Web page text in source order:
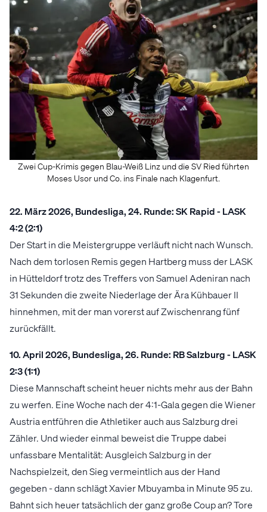
Zwei Cup-Krimis gegen Blau-Weiß Linz und die SV Ried führten
Moses Usor und Co. ins Finale nach Klagenfurt.
22. März 2026, Bundesliga, 24. Runde: SK Rapid - LASK
4:2 (2:1)
Der Start in die Meistergruppe verläuft nicht nach Wunsch.
Nach dem torlosen Remis gegen Hartberg muss der LASK
in Hütteldorf trotz des Treffers von Samuel Adeniran nach
31 Sekunden die zweite Niederlage der Ära Kühbauer II
hinnehmen, mit der man vorerst auf Zwischenrang fünf
zurückfällt.
10. April 2026, Bundesliga, 26. Runde: RB Salzburg - LASK
2:3 (1:1)
Diese Mannschaft scheint heuer nichts mehr aus der Bahn
zu werfen. Eine Woche nach der 4:1-Gala gegen die Wiener
Austria entführen die Athletiker auch aus Salzburg drei
Zähler. Und wieder einmal beweist die Truppe dabei
unfassbare Mentalität: Ausgleich Salzburg in der
Nachspielzeit, den Sieg vermeintlich aus der Hand
gegeben - dann schlägt Xavier Mbuyamba in Minute 95 zu.
Bahnt sich heuer tatsächlich der ganz große Coup an? Tore